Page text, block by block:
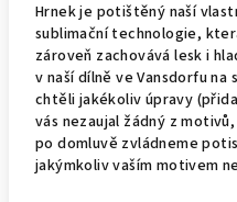
Hrnek je potištěný naší
sublimační technologie,
zároveň zachovává lesk i
v naší dílně ve Vansdorfu
chtěli jakékoliv úpravy
vás nezaujal žádný z
po domluvě zvládneme
jakýmkoliv vaším motivem